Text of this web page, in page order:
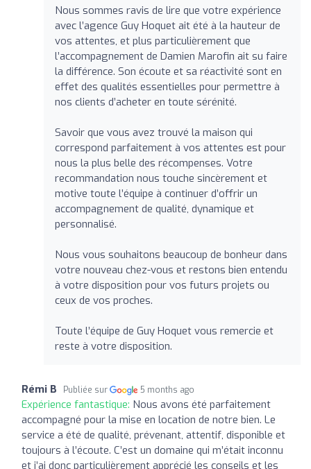
Nous sommes ravis de lire que votre expérience
avec l’agence Guy Hoquet ait été à la hauteur de
vos attentes, et plus particulièrement que
l’accompagnement de Damien Marofin ait su faire
la différence. Son écoute et sa réactivité sont en
effet des qualités essentielles pour permettre à
nos clients d’acheter en toute sérénité.
Savoir que vous avez trouvé la maison qui
correspond parfaitement à vos attentes est pour
nous la plus belle des récompenses. Votre
recommandation nous touche sincèrement et
motive toute l’équipe à continuer d’offrir un
accompagnement de qualité, dynamique et
personnalisé.
Nous vous souhaitons beaucoup de bonheur dans
votre nouveau chez-vous et restons bien entendu
à votre disposition pour vos futurs projets ou
ceux de vos proches.
Toute l’équipe de Guy Hoquet vous remercie et
reste à votre disposition.
Rémi B Publiée sur 5 months ago
Expérience fantastique: Nous avons été parfaitement
accompagné pour la mise en location de notre bien. Le
service a été de qualité, prévenant, attentif, disponible et
toujours à l’écoute. C’est un domaine qui m’était inconnu
et j’ai donc particulièrement apprécié les conseils et les